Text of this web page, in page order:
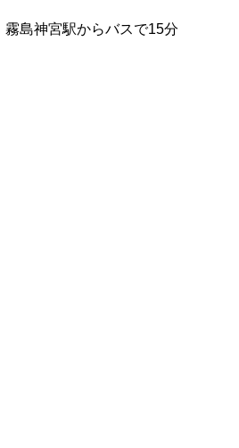
島神宮駅からバスで15分